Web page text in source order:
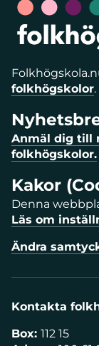
folkhögskolor.
Anmäl dig till
folkhögskolor.
Kakor
Denna
Läs om
Ändra
Kontakta
Box: 112 15